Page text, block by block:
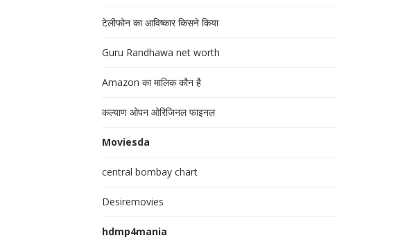
टेलीफोन का आविष्कार किसने किया
Guru Randhawa net worth
Amazon का मालिक कौन है
कल्याण ओपन ओरिजिनल फाइनल
Moviesda
central bombay chart
Desiremovies
hdmp4mania